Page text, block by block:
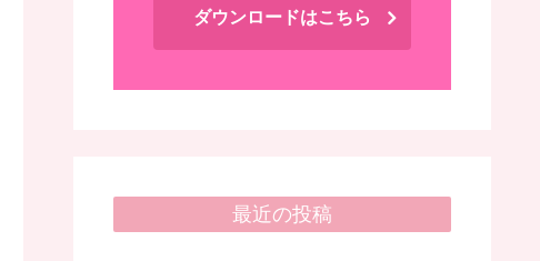
ダウンロードはこちら
最近の投稿